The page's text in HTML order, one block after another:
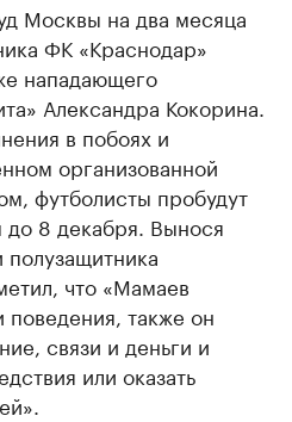
Москвы на два месяца
ФК «Краснодар»
нападающего
Александра Кокорина.
в побоях и
организованной
футболисты пробудут
8 декабря. Вынося
что «Мамаев
также он
связи и деньги и
или оказать